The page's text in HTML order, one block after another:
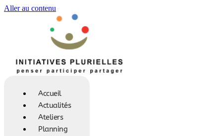
Aller au contenu
Accueil
Actualités
Ateliers
Planning